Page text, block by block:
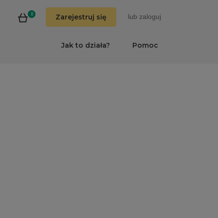
0 Zarejestruj się lub zaloguj
Pomoc
Jak to działa?